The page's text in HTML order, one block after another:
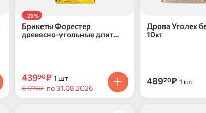
-29%
Брикеты Форестер
древесно-угольные длит
43990₽ 1 шт
61770₽ по 31.08.2026
Дрова Уголек
10кг
48970₽ 1 шт